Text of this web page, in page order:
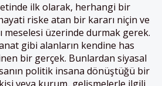
ilk olarak, herhangi bir
riske atan bir kararı niçin ve
meselesi üzerinde durmak gerek.
gibi alanların kendine has
bir gerçek. Bunlardan siyasal
politik insana dönüştüğü bir